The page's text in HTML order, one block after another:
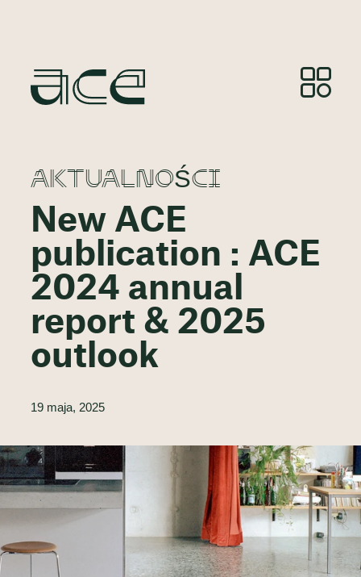
AKTUALNOŚCI
New ACE
publication : ACE
2024 annual
report & 2025
outlook
19 maja, 2025